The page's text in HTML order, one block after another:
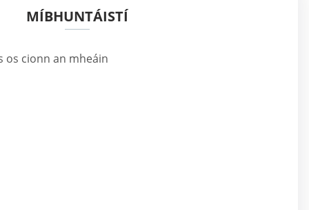
MÍBHUNTÁISTÍ
os cionn an mheáin